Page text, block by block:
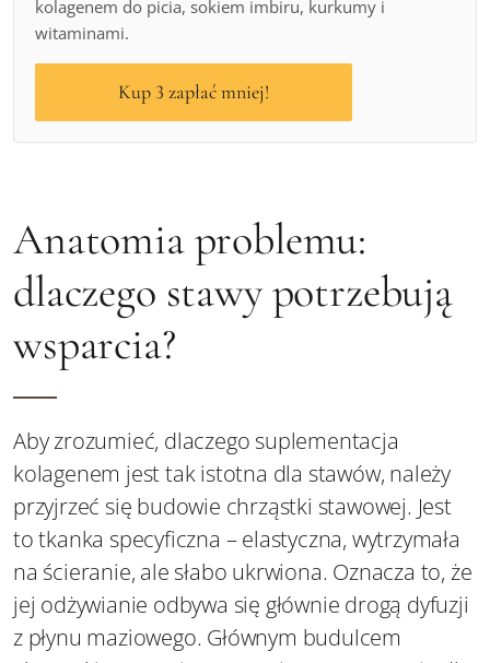
kolagenem do picia, sokiem imbiru, kurkumy i
witaminami.
Kup 3 zapłać mniej!
Anatomia problemu:
dlaczego stawy potrzebują
wsparcia?
Aby zrozumieć, dlaczego suplementacja
kolagenem jest tak istotna dla stawów, należy
przyjrzeć się budowie chrząstki stawowej. Jest
to tkanka specyficzna – elastyczna, wytrzymała
na ścieranie, ale słabo ukrwiona. Oznacza to, że
jej odżywianie odbywa się głównie drogą dyfuzji
z płynu maziowego. Głównym budulcem